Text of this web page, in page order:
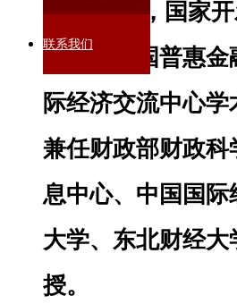
联系我们
刘克崮，国家
司长、中国普惠
际经济交流中心
兼任财政部财政
息中心、中国国
大学、东北财经
授。